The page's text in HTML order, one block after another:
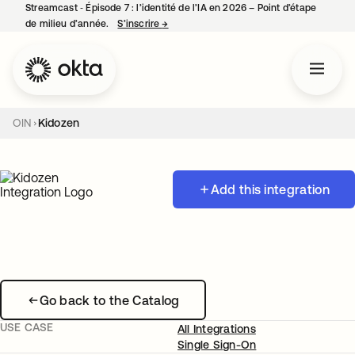
Streamcast ‑ Épisode 7 : l’identité de l’IA en 2026 – Point d’étape
de milieu d’année.
S’inscrire→
OIN Kidozen
Add this integration
Go back to the Catalog
USE CASE
All Integrations
Single Sign-On